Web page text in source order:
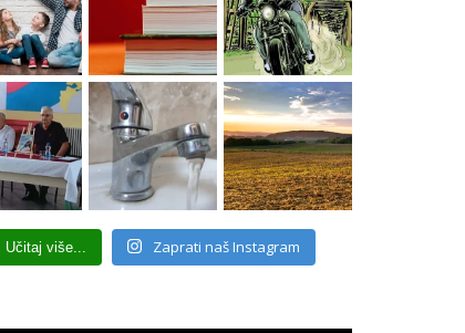
Učitaj više... Zaprati naš Instagram